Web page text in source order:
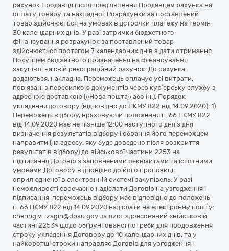
рахунок Продавця після пред'явлення Продавцем рахунка на
оплату товару та накладної. Розрахунки за поставлений
товар здійснюється на умовах відстрочки платежу на термін
30 календарних днів. У разі затримки бюджетного
фінансування розрахунок за поставлений товар
здійснюється протягом 7 календарних днів з дати отримання
Покупцем бюджетного призначення на фінансування
закупівлі на свій реєстраційний рахунок. До рахунка
додаються: накладна. Переможець оплачує усі витрати,
пов’язані з пересилкою документів через кур’єрську службу з
адресною доставкою («Нова пошта» або ін.). Порядок
укладення договору (відповідно до ПКМУ 822 від 14.09.2020): 1)
Переможець відбору, враховуючи положення п. 66 ПКМУ 822
від 14.09.2020 має не пізніше 12:00 наступного дня з дня
визначення результатів відбору і обрання його переможцем
направити (на адресу, яку буде доведено після розкриття
результатів відбору) до військової частини 2253 на
підписання Договір з заповненими реквізитами та істотними
умовами Договору відповідно до його пропозиції
оприлюдненої в електронній системі закупівель. У разі
неможливості своєчасно надіслати Договір на узгодження і
підписання, переможець відбору має відповідно до положень
п. 66 ПКМУ 822 від 14.09.2020 надіслати на електронну пошту:
chernigiv_zagin@dpsu.gov.ua лист адресований «військовій
частині 2253» щодо обґрунтованої потреби для продовження
строку укладення Договору до 10 календарних днів, та у
найкоротші строки направляє Договір для узгодження і